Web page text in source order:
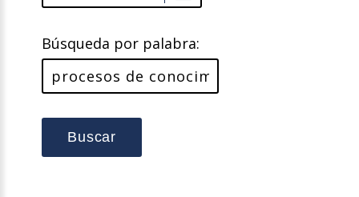
Búsqueda por palabra:
Buscar